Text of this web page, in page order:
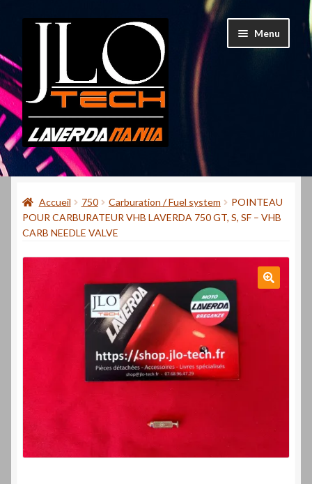
Aller
navigation
Aller
Menu
Accueil
Mon compte
Contact
Laverdamania
Accueil 750 Carburation / Fuel system
POINTEAU
POUR CARBURATEUR VHB LAVERDA 750 GT, S, SF – VHB
CARB NEEDLE VALVE